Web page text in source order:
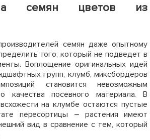
семян цветов из
семян даже опытному
того, который не подведет в
Воплощение оригинальных идей
групп, клумб, миксбордеров
становится невозможным
качества посевного материала. В
на клумбе остаются пустые
пересортицы – растения имеют
вид в сравнение с тем, который